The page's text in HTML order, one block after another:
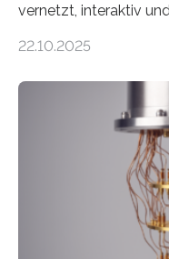
vernetzt, interaktiv
oft von Autor*innen,
werden schnell
der Forschung der
Jahre alt geworden
Internationalen Jahr
technologie
internationale
22.10.2025